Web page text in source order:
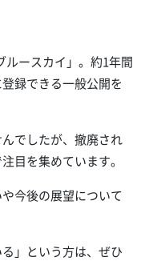
ースカイ」。約1年間
録できる一般公開を
でしたが、撤廃され
目を集めています。
今後の展望について
」という方は、ぜひ